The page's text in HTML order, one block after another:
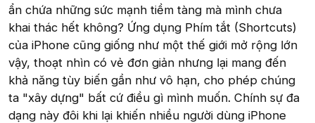
ẩn chứa những sức mạnh tiềm tàng mà mình chưa
khai thác hết không? Ứng dụng Phím tắt (Shortcuts)
của iPhone cũng giống như một thế giới mở rộng lớn
vậy, thoạt nhìn có vẻ đơn giản nhưng lại mang đến
khả năng tùy biến gần như vô hạn, cho phép chúng
ta "xây dựng" bất cứ điều gì mình muốn. Chính sự đa
dạng này đôi khi lại khiến nhiều người dùng iPhone